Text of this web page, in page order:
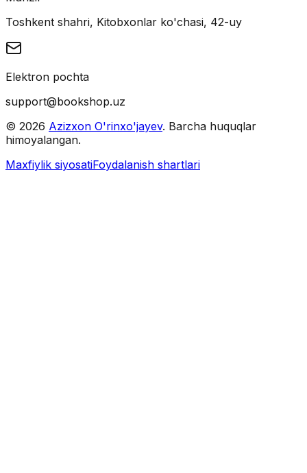
Toshkent shahri, Kitobxonlar ko'chasi, 42-uy
Elektron pochta
support@bookshop.uz
© 2026 Azizxon O'rinxo'jayev. Barcha huquqlar
himoyalangan.
Maxfiylik siyosatiFoydalanish shartlari